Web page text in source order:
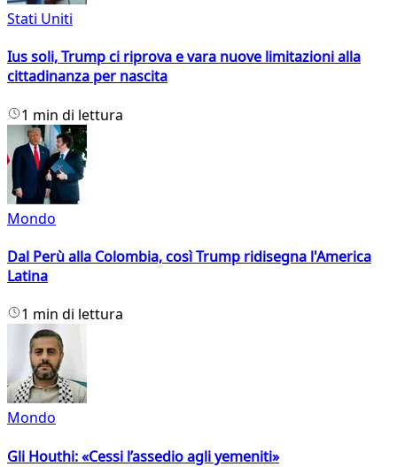
Stati Uniti
Ius soli, Trump ci riprova e vara nuove limitazioni alla
cittadinanza per nascita
1 min di lettura
Mondo
Dal Perù alla Colombia, così Trump ridisegna l'America
Latina
1 min di lettura
Mondo
Gli Houthi: «Cessi l’assedio agli yemeniti»